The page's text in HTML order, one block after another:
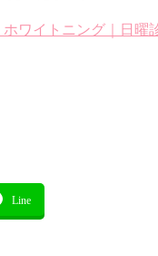
ワイトニング｜日曜